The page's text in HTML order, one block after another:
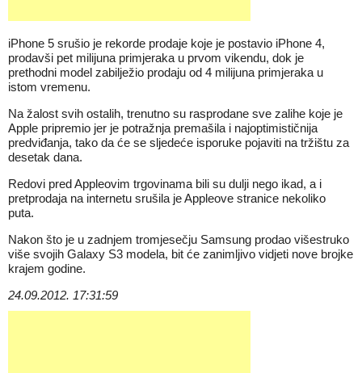
iPhone 5 srušio je rekorde prodaje koje je postavio iPhone 4,
prodavši pet milijuna primjeraka u prvom vikendu, dok je
prethodni model zabilježio prodaju od 4 milijuna primjeraka u
istom vremenu.
Na žalost svih ostalih, trenutno su rasprodane sve zalihe koje je
Apple pripremio jer je potražnja premašila i najoptimističnija
predviđanja, tako da će se sljedeće isporuke pojaviti na tržištu za
desetak dana.
Redovi pred Appleovim trgovinama bili su dulji nego ikad, a i
pretprodaja na internetu srušila je Appleove stranice nekoliko
puta.
Nakon što je u zadnjem tromjesečju Samsung prodao višestruko
više svojih Galaxy S3 modela, bit će zanimljivo vidjeti nove brojke
krajem godine.
24.09.2012. 17:31:59